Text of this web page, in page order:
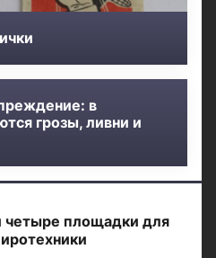
в
грозы, ливни и
четыре площадки для